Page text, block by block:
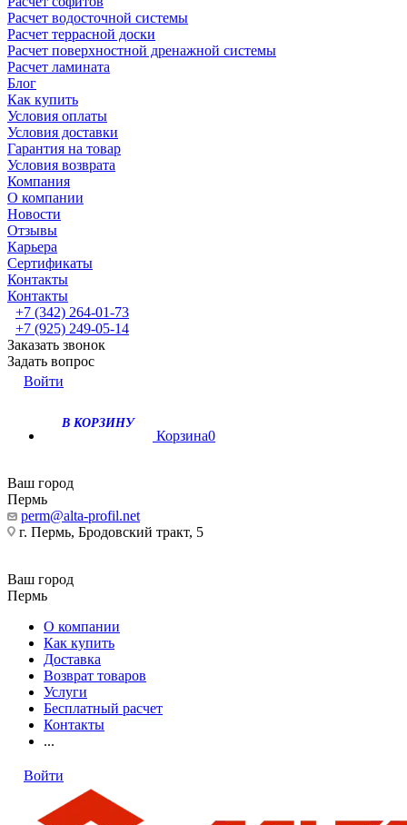
Расчет водосточной системы
Расчет террасной доски
Расчет поверхностной дренажной системы
Расчет ламината
Блог
Как купить
Условия оплаты
Условия доставки
Гарантия на товар
Условия возврата
Компания
О компании
Новости
Отзывы
Карьера
Сертификаты
Контакты
Контакты
+7 (342) 264-01-73
+7 (925) 249-05-14
Заказать звонок
Задать вопрос
Войти
В КОРЗИНУ
Корзина0
Ваш город
Пермь
perm@alta-profil.net
г. Пермь, Бродовский тракт, 5
Ваш город
Пермь
О компании
Как купить
Доставка
Возврат товаров
Услуги
Бесплатный расчет
Контакты
...
Войти